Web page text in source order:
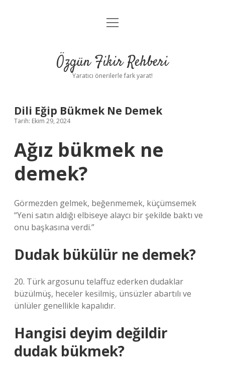
Gizlilik Politikası
Yasal Uyarı
menüyü
Özgün Fikir Rehberi
Yaratıcı önerilerle fark yarat!
Dili Eğip Bükmek Ne Demek
Tarih: Ekim 29, 2024
Ağız bükmek ne
demek?
Görmezden gelmek, beğenmemek, küçümsemek
“Yeni satın aldığı elbiseye alaycı bir şekilde baktı ve
onu başkasına verdi.”
Dudak bükülür ne demek?
20. Türk argosunu telaffuz ederken dudaklar
büzülmüş, heceler kesilmiş, ünsüzler abartılı ve
ünlüler genellikle kapalıdır.
Hangisi deyim değildir
dudak bükmek?